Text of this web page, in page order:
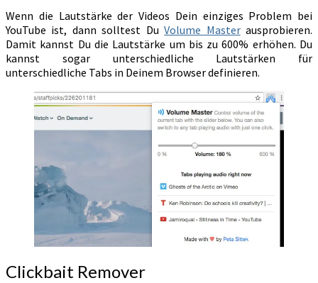
Wenn die Lautstärke der Videos Dein einziges Problem bei
YouTube ist, dann solltest DuVolume Masterausprobieren.
Damit kannst Du die Lautstärke um bis zu 600% erhöhen. Du
kannst sogar unterschiedliche Lautstärken für
unterschiedliche Tabs in Deinem Browser definieren.
Clickbait Remover